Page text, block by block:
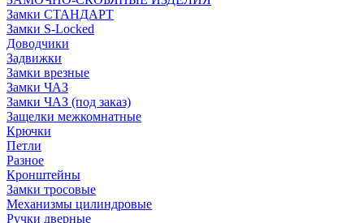
Замки СТАНДАРТ
Замки S-Locked
Доводчики
Задвижки
Замки врезные
Замки ЧАЗ
Замки ЧАЗ (под заказ)
Защелки межкомнатные
Крючки
Петли
Разное
Кронштейны
Замки тросовые
Механизмы цилиндровые
Ручки дверные